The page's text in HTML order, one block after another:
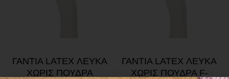
ΓΑΝΤΙΑ LATEX ΛΕΥΚΑ
ΧΩΡΙΣ ΠΟΥΔΡΑ
ΓΑΝΤΙΑ LATEX ΛΕΥΚΑ
ΧΩΡΙΣ ΠΟΥΔΡΑ F-